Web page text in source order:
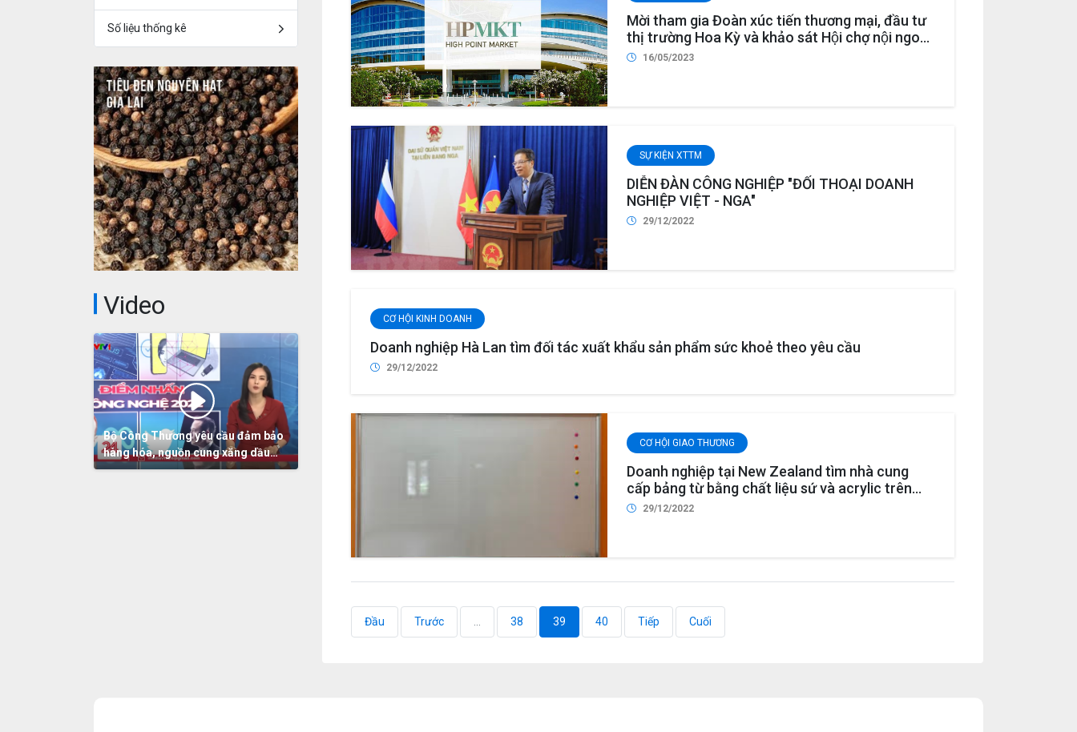
Mời tham gia Đoàn xúc tiến thương mại, đầu tư
thị trường Hoa Kỳ và khảo sát Hội chợ nội ngoại
thất High Point Market 2023
16/05/2023
SỰ KIỆN XTTM
DIỄN ĐÀN CÔNG NGHIỆP "ĐỐI THOẠI DOANH
NGHIỆP VIỆT - NGA"
29/12/2022
CƠ HỘI KINH DOANH
Doanh nghiệp Hà Lan tìm đối tác xuất khẩu sản phẩm sức khoẻ theo yêu cầu
29/12/2022
CƠ HỘI GIAO THƯƠNG
Doanh nghiệp tại New Zealand tìm nhà cung
cấp bảng từ bằng chất liệu sứ và acrylic trên
thép29/12/2022
Đầu Trước 38 39 40 Tiếp Cuối
Số liệu thống kê
Video
Bộ Công Thương yêu cầu đảm bảo
hàng hóa, nguồn cung xăng dầu
dịp Tết